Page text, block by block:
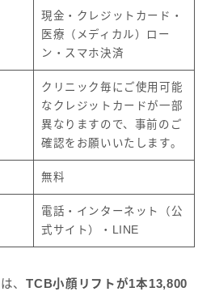
現金・クレジットカード・
医療（メディカル）ロー
ン・スマホ決済
クリニック毎にご使用可能
なクレジットカードが一部
異なりますので、事前のご
確認をお願いいたします。
無料
電話・インターネット（公
式サイト）・LINE
、TCB小顔リフトが1本13,800